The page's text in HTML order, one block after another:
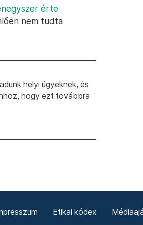
érte
nem tudta
helyi ügyeknek, és
hogy ezt továbbra
Etikai kódex